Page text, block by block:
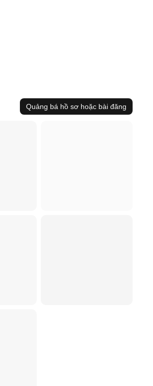
Quảng bá hồ sơ hoặc bài đăng